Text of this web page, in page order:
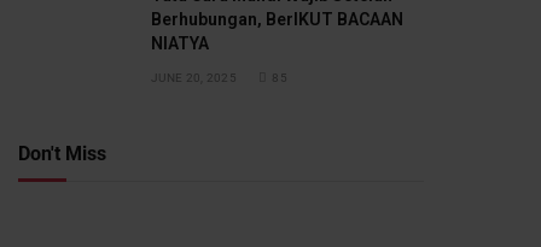
Berhubungan, BerIKUT BACAAN
NIATYA
JUNE 20, 2025 85
Don't Miss